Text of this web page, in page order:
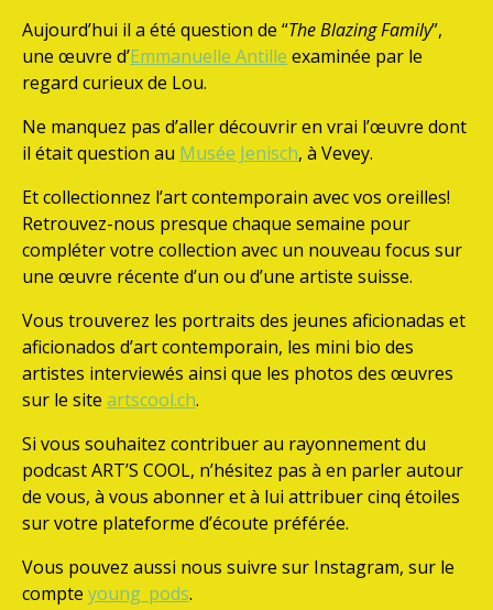
Aujourd’hui il a été question de “The Blazing Family”,
une œuvre d’Emmanuelle Antille examinée par le
regard curieux de Lou.
Ne manquez pas d’aller découvrir en vrai l’œuvre dont
il était question au Musée Jenisch, à Vevey.
Et collectionnez l’art contemporain avec vos oreilles!
Retrouvez-nous presque chaque semaine pour
compléter votre collection avec un nouveau focus sur
une œuvre récente d’un ou d’une artiste suisse.
Vous trouverez les portraits des jeunes aficionadas et
aficionados d’art contemporain, les mini bio des
artistes interviewés ainsi que les photos des œuvres
sur le site artscool.ch.
Si vous souhaitez contribuer au rayonnement du
podcast ART’S COOL, n’hésitez pas à en parler autour
de vous, à vous abonner et à lui attribuer cinq étoiles
sur votre plateforme d’écoute préférée.
Vous pouvez aussi nous suivre sur Instagram, sur le
compte young_pods.